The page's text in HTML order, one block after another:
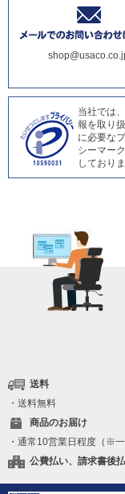
当社では
報を取り
に必要な
シーマー
しておりま
送料
・送料無料
商品のお届け
・通常10営業日程度（※一
公費払い、請求書後